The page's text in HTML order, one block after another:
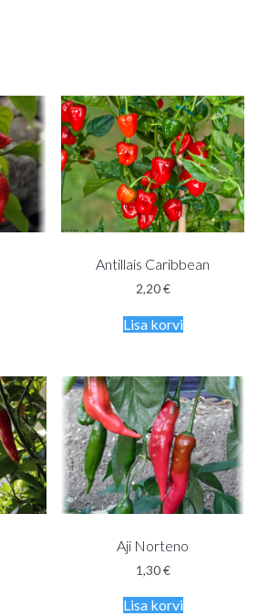
Antillais Caribbean
2,20€
Lisa korvi
Aji Norteno
1,30€
Lisa korvi